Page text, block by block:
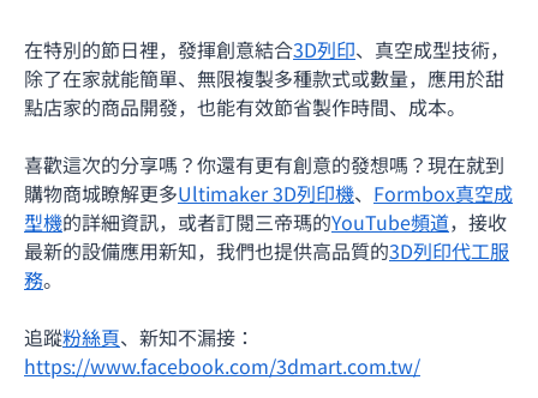
在特別的節日裡，發揮創意結合3D列印、真空成型技術，
除了在家就能簡單、無限複製多種款式或數量，應用於甜
點店家的商品開發，也能有效節省製作時間、成本。
喜歡這次的分享嗎？你還有更有創意的發想嗎？現在就到
購物商城瞭解更多Ultimaker 3D列印機、 Formbox真空成
型機的詳細資訊，或者訂閱三帝瑪的YouTube頻道，接收
最新的設備應用新知，我們也提供高品質的3D列印代工服
務。
追蹤粉絲頁、新知不漏接：
https://www.facebook.com/3dmart.com.tw/